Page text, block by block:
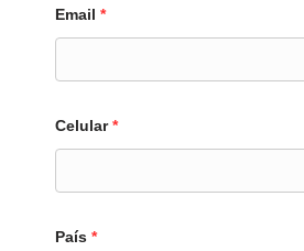
Email *
Celular *
País *